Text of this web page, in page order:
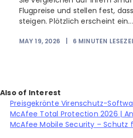
Flugpreise und stellen fest,
steigen. Plötzlich erscheint ein...
MAY 19, 2026 6 MINUTEN
Also of Interest
Preisgekrönte Virenschutz-
McAfee Total Protection 2026 |
McAfee Mobile Security – Schutz